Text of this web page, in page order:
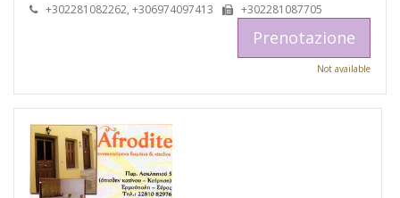
+302281082262, +306974097413 +302281087705
Prenotazione
Not available